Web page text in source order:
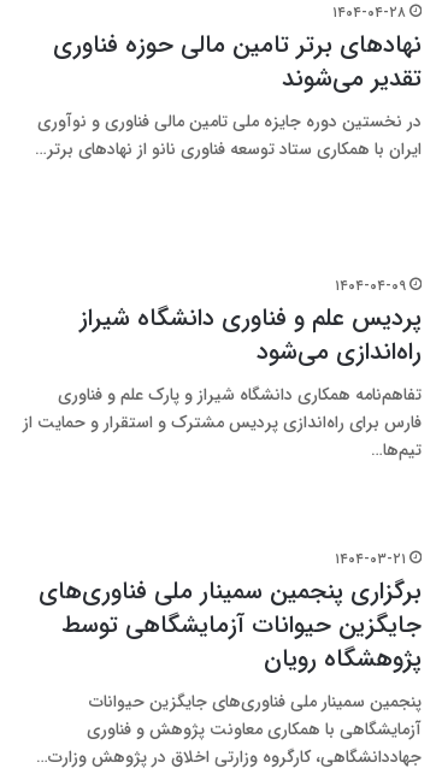
۱۴۰۴-۰۴-۲۸
نهادهای برتر تامین مالی حوزه فناوری
تقدیر می‌شوند
در نخستین دوره جایزه ملی تامین مالی فناوری و نوآوری
ایران با همکاری ستاد توسعه فناوری نانو از نهادهای برتر…
۱۴۰۴-۰۴-۰۹
پردیس علم و فناوری دانشگاه شیراز
راه‌اندازی می‌شود
تفاهم‌نامه همکاری دانشگاه شیراز و پارک علم و فناوری
فارس برای راه‌اندازی پردیس مشترک و استقرار و حمایت از
تیم‌ها…
۱۴۰۴-۰۳-۲۱
برگزاری پنجمین سمینار ملی فناوری‌های
جایگزین حیوانات آزمایشگاهی توسط
پژوهشگاه رویان
پنجمین سمینار ملی فناوری‌های جایگزین حیوانات
آزمایشگاهی با همکاری معاونت پژوهش و فناوری
جهاددانشگاهی، کارگروه وزارتی اخلاق در پژوهش وزارت…